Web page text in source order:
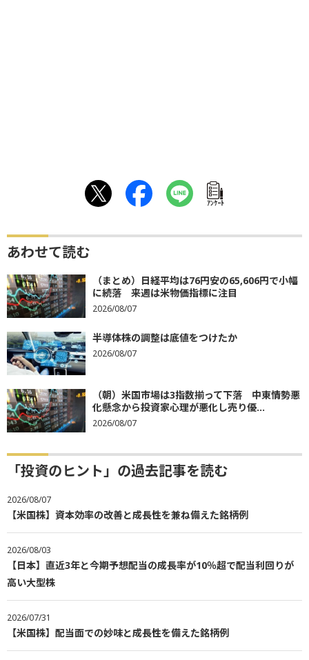
ｱﾝｹｰﾄ
あわせて読む
（まとめ）日経平均は76円安の65,606円で小幅
に続落 来週は米物価指標に注目
2026/08/07
半導体株の調整は底値をつけたか
2026/08/07
（朝）米国市場は3指数揃って下落 中東情勢悪
化懸念から投資家心理が悪化し売り優...
2026/08/07
「投資のヒント」の過去記事を読む
2026/08/07
【米国株】資本効率の改善と成長性を兼ね備えた銘柄例
2026/08/03
【日本】直近3年と今期予想配当の成長率が10％超で配当利回りが
高い大型株
2026/07/31
【米国株】配当面での妙味と成長性を備えた銘柄例